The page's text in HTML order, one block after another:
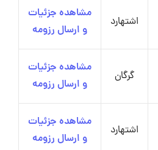
اشتهارد
مشاهده جزئیات
و ارسال رزومه
گرگان
مشاهده جزئیات
و ارسال رزومه
اشتهارد
مشاهده جزئیات
و ارسال رزومه